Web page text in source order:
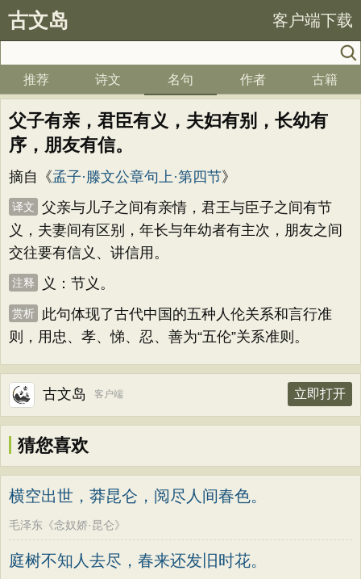
古文岛 客户端下载
推荐 诗文 名句 作者 古籍
父子有亲，君臣有义，夫妇有别，长幼有
序，朋友有信。
摘自《孟子·滕文公章句上·第四节》
译文
父亲与儿子之间有亲情，君王与臣子之间有节
义，夫妻间有区别，年长与年幼者有主次，朋友之间
交往要有信义、讲信用。
注释 义：节义。
赏析
此句体现了古代中国的五种人伦关系和言行准
则，用忠、孝、悌、忍、善为“五伦”关系准则。
古文岛 客户端 立即打开
猜您喜欢
横空出世，莽昆仑，阅尽人间春色。
毛泽东《念奴娇·昆仑》
庭树不知人去尽，春来还发旧时花。